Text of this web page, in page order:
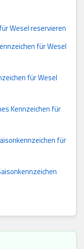
Wesel reservieren
für Wesel
für Wesel
Kennzeichen für
für